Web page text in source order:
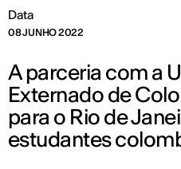
Data
08 JUNHO 2022
A parceria com a
Externado de
para o Rio de
estudantes